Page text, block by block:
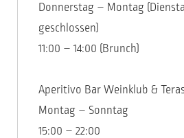
Donnerstag – Montag
geschlossen)
11:00 – 14:00 (Brunch)
Aperitivo Bar Weinklub &
Montag – Sonntag
15:00 – 22:00